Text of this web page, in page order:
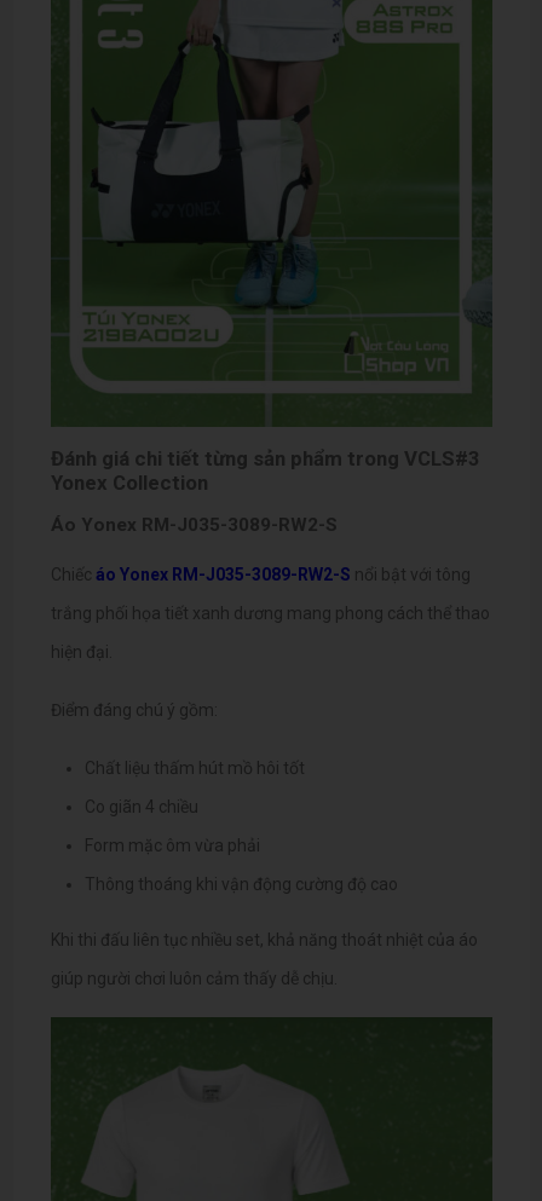
Đánh giá chi tiết từng sản phẩm trong VCLS#3
Yonex Collection
Áo Yonex RM-J035-3089-RW2-S
Chiếc áo Yonex RM-J035-3089-RW2-S nổi bật với tông
trắng phối họa tiết xanh dương mang phong cách thể thao
hiện đại.
Điểm đáng chú ý gồm:
Chất liệu thấm hút mồ hôi tốt
Co giãn 4 chiều
Form mặc ôm vừa phải
Thông thoáng khi vận động cường độ cao
Khi thi đấu liên tục nhiều set, khả năng thoát nhiệt của áo
giúp người chơi luôn cảm thấy dễ chịu.